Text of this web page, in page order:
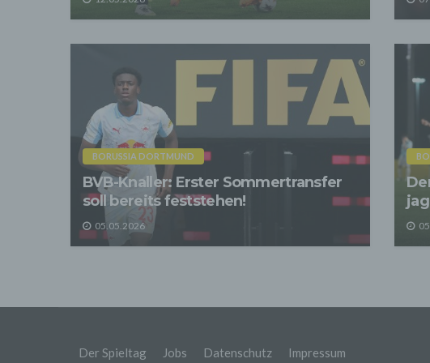
BORUSSIA DORTMUND
BVB-Knaller: Erster Sommertransfer
soll bereits feststehen!
05.05.2026
Der Spieltag Jobs Datenschutz Impressum
Sofern im
"Dritt-Anbieter")
davon
stattfindet. Die
Grundlage einer
spezieller
Daten
3. Verarbeitung
Die
Grundlage
- Die
unserer Dienste-,
- Die
Lieferanten).
Angaben des